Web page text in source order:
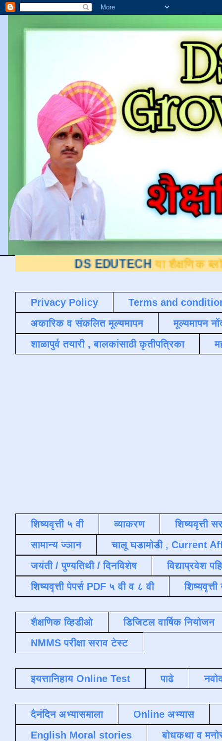
DS EDUTECH या शैक्षणिक ब्लॉगवर आपले
Privacy Policy
Terms and
अकारिक व संकलित मूल्यमापन
मूल्यमापन
शाळापुर्व तयारी , बालकांसाठी कृतीपत्रिका
शिष्यवृत्ती ५ वी व्याकरण
शिष्यवृत्ती
सामान्य ज्ञान
चालू घडामोडी , Current
जयंती / पुण्यतिथी / दिनविशेष
विद्याप्रवेश
शिष्यवृत्ती पेपर्स PDF ५ वी व ८ वी
शैक्षणिक व्हिडीओ
डिजिटल वार्षिक नियोजन
NMMS परीक्षा सराव टेस्ट
इयत्तानिहाय Online Test पाढे
दैनंदिन अभ्यासमाला
Online अभ्यास
English Moral stories
बोधकथा व